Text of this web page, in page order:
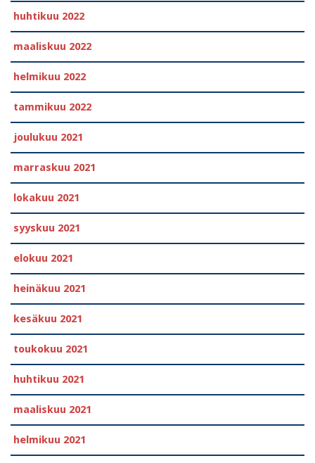
huhtikuu 2022
maaliskuu 2022
helmikuu 2022
tammikuu 2022
joulukuu 2021
marraskuu 2021
lokakuu 2021
syyskuu 2021
elokuu 2021
heinäkuu 2021
kesäkuu 2021
toukokuu 2021
huhtikuu 2021
maaliskuu 2021
helmikuu 2021